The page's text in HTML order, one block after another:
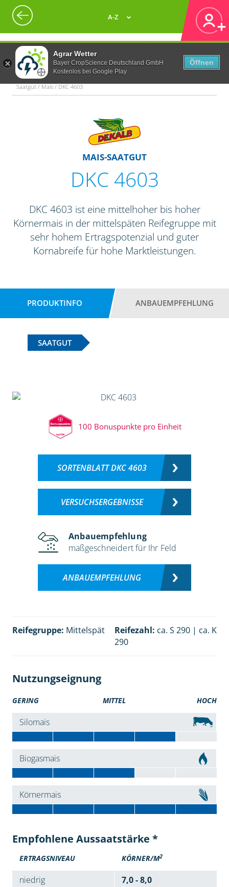
Agrar Wetter
Bayer CropScience Deutschland GmbH
Kostenlos bei Google Play
Öffnen
A-Z
Saatgut / Mais / DKC 4603
MAIS-SAATGUT
DKC 4603
DKC 4603 ist eine mittelhoher bis hoher
Körnermais in der mittelspäten Reifegruppe mit
sehr hohem Ertragspotenzial und guter
Kornabreife für hohe Marktleistungen.
PRODUKTINFO ANBAUEMPFEHLUNG
SAATGUT
100 Bonuspunkte pro Einheit
SORTENBLATT DKC 4603
VERSUCHSERGEBNISSE
Anbauempfehlung
maßgeschneidert für Ihr Feld
ANBAUEMPFEHLUNG
Reifegruppe: Mittelspät Reifezahl: ca. S 290 | ca. K
290
Nutzungseignung
GERING MITTEL HOCH
Silomais
Biogasmais
Körnermais
Empfohlene Aussaatstärke *
ERTRAGSNIVEAU KÖRNER/M2
niedrig
7,0 - 8,0